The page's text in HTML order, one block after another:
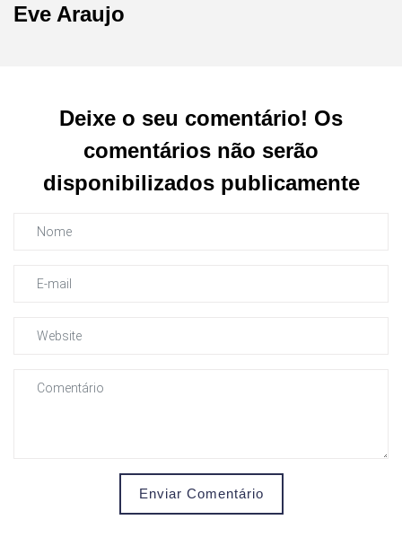
Eve Araujo
Deixe o seu comentário! Os
comentários não serão
disponibilizados publicamente
Enviar Comentário